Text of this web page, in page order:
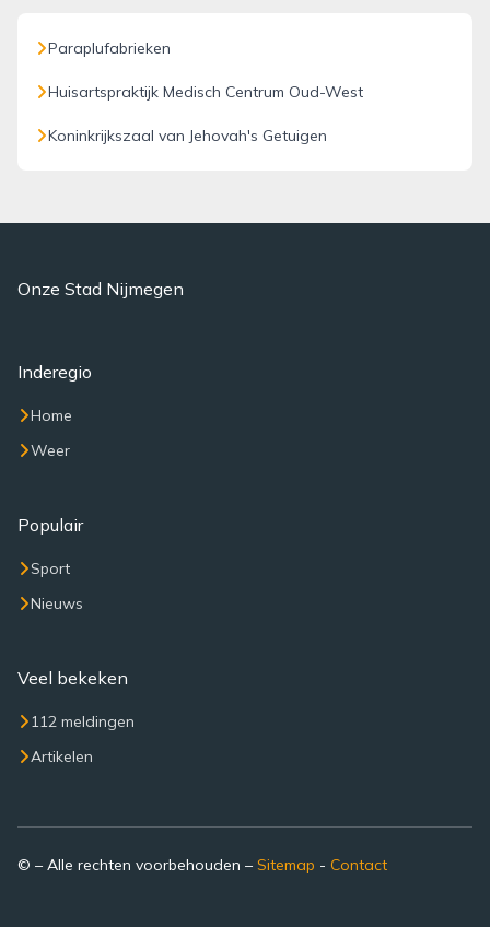
Paraplufabrieken
Huisartspraktijk Medisch Centrum Oud-West
Koninkrijkszaal van Jehovah's Getuigen
Onze Stad Nijmegen
Inderegio
Home
Weer
Populair
Sport
Nieuws
Veel bekeken
112 meldingen
Artikelen
© – Alle rechten voorbehouden – Sitemap - Contact